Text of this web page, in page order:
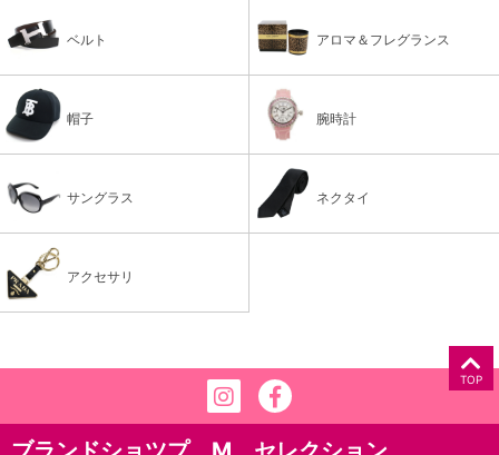
ベルト アロマ＆フレグランス
帽子 腕時計
サングラス ネクタイ
アクセサリ
TOP